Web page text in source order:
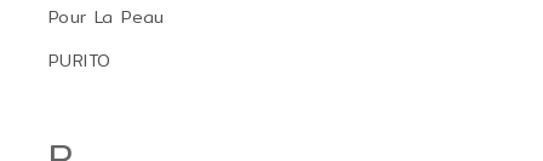
Pour La Peau
PURITO